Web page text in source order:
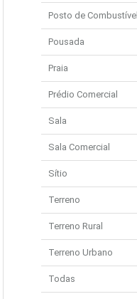
Posto de Combustível
Pousada
Praia
Prédio Comercial
Sala
Sala Comercial
Sítio
Terreno
Terreno Rural
Terreno Urbano
Todas